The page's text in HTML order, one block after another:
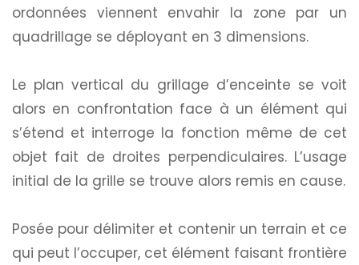
ordonnées viennent envahir la zone par un
quadrillage se déployant en 3 dimensions.
Le plan vertical du grillage d’enceinte se voit
alors en confrontation face à un élément qui
s’étend et interroge la fonction même de cet
objet fait de droites perpendiculaires. L’usage
initial de la grille se trouve alors remis en cause.
Posée pour délimiter et contenir un terrain et ce
qui peut l’occuper, cet élément faisant frontière